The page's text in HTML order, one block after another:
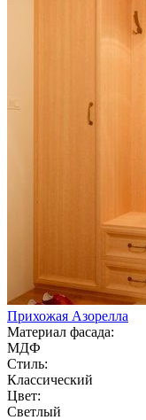
Прихожая Азорелла
Материал фасада:
МДФ
Стиль:
Классический
Цвет:
Светлый